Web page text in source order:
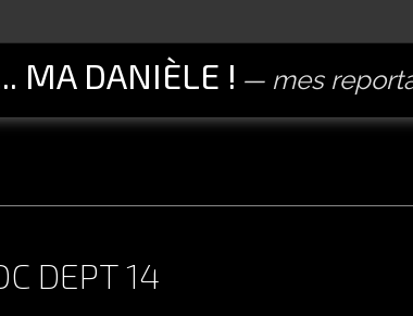
MA DANIÈLE ! mes
DEPT 14